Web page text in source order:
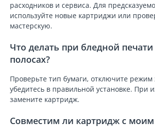
расходников и сервиса. Для
используйте новые картриджи или
мастерскую.
Что делать при бледной
полосах?
Проверьте тип бумаги, отключите режим
убедитесь в правильной установке. При
замените картридж.
Совместим ли картридж с